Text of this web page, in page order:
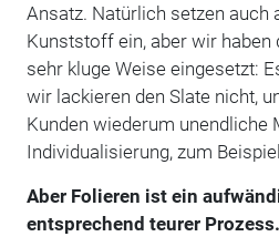
Ansatz. Natürlich setzen auch
Kunststoff ein, aber wir
sehr kluge Weise eingesetzt:
wir lackieren den Slate nicht,
Kunden wiederum unendliche
Individualisierung, zum
Aber Folieren ist ein
entsprechend teurer Prozess.